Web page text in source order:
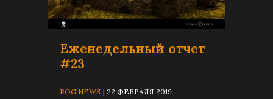
Еженедельный отчет
#23
ROG NEWS | 22 ФЕВРАЛЯ 2019